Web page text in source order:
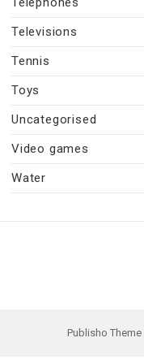
Televisions
Tennis
Toys
Uncategorised
Video games
Water
Publisho Theme